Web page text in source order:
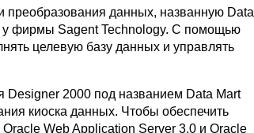
преобразования данных, названную Data
у фирмы Sagent Technology. С помощью
целевую базу данных и управлять
Designer 2000 под названием Data Mart
киоска данных. Чтобы обеспечить
Web Application Server 3.0 и Oracle